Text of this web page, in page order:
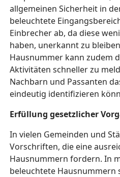
allgemeinen Sicherheit in
beleuchtete
Einbrecher ab, da diese
haben, unerkannt zu
Hausnummer kann zudem
Aktivitäten schneller zu
Nachbarn und Passanten
eindeutig identifizieren
Erfüllung gesetzlicher
In vielen Gemeinden und
Vorschriften, die eine
Hausnummern fordern. In
beleuchtete Hausnummern